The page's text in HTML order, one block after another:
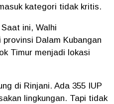
kategori tidak kritis.
ini, Walhi
Dalam Kubangan
Timur menjadi lokasi
di Rinjani. Ada 355 IUP
lingkungan. Tapi tidak